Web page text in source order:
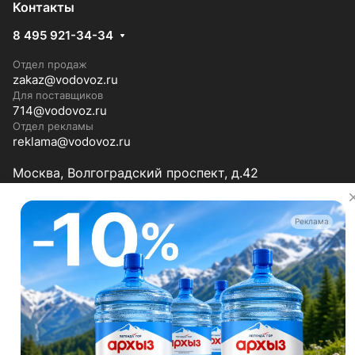
Контакты
8 495 921-34-34
Отдел продаж
zakaz@vodovoz.ru
Для поставщиков
714@vodovoz.ru
Отдел рекламы
reklama@vodovoz.ru
Москва, Волгоградский проспект, д.42
Мы в соцсетях
© 2026 Водовоз.RU
КонфиденциальностьОферта
Реклама